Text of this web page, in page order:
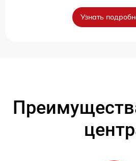
Узнать